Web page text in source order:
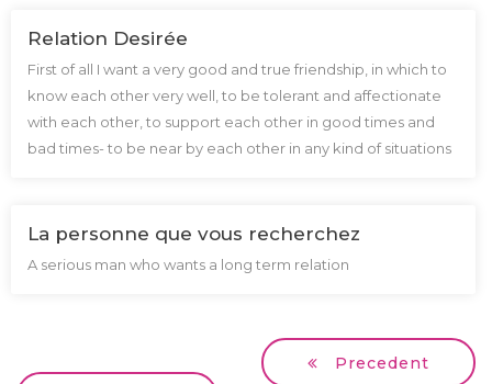
Relation Desirée
First of all I want a very good and true friendship, in which to
know each other very well, to be tolerant and affectionate
with each other, to support each other in good times and
bad times- to be near by each other in any kind of situations
La personne que vous recherchez
A serious man who wants a long term relation
Precedent